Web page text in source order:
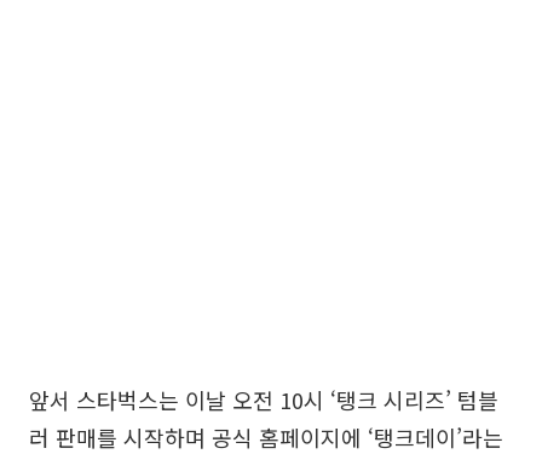
앞서 스타벅스는 이날 오전 10시 ‘탱크 시리즈’ 텀블
러 판매를 시작하며 공식 홈페이지에 ‘탱크데이’라는